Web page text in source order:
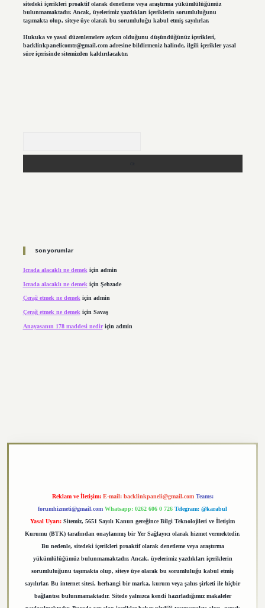
sitedeki içerikleri proaktif olarak denetleme veya araştırma yükümlülüğümüz
bulunmamaktadır. Ancak, üyelerimiz yazdıkları içeriklerin sorumluluğunu
taşımakta olup, siteye üye olarak bu sorumluluğu kabul etmiş sayılırlar.
Hukuka ve yasal düzenlemelere aykırı olduğunu düşündüğünüz içerikleri,
backlinkpanelicomtr@gmail.comadresine bildirmeniz halinde, ilgili içerikler yasal
süre içerisinde sitemizden kaldırılacaktır.
Son yorumlar
Icrada alacaklı ne demek için admin
Icrada alacaklı ne demek için Şehzade
Çerağ etmek ne demekiçin admin
Çerağ etmek ne demek için Savaş
Anayasanın 178 maddesi nediriçin admin
Reklam ve İletişim: E-mail: backlinkpaneli@gmail.com Teams:
forumhizmeti@gmail.com Whatsapp: 0262 606 0 726 Telegram: @karabul
Yasal Uyarı: Sitemiz, 5651 Sayılı Kanun gereğince Bilgi Teknolojileri ve İletişim
Kurumu (BTK) tarafından onaylanmış bir Yer Sağlayıcı olarak hizmet vermektedir.
Bu nedenle, sitedeki içerikleri proaktif olarak denetleme veya araştırma
yükümlülüğümüz bulunmamaktadır. Ancak, üyelerimiz yazdıkları içeriklerin
sorumluluğunu taşımakta olup, siteye üye olarak bu sorumluluğu kabul etmiş
sayılırlar. Bu internet sitesi, herhangi bir marka, kurum veya şahıs şirketi ile hiçbir
bağlantısı bulunmamaktadır. Sitede yalnızca kendi hazırladığımız makaleler